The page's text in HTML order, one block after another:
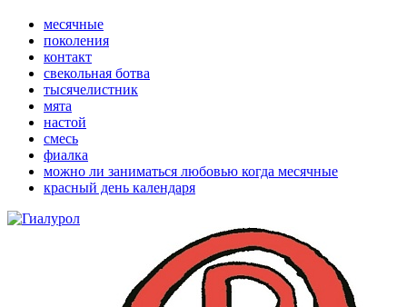
месячные
поколения
контакт
свекольная ботва
тысячелистник
мята
настой
смесь
фиалка
можно ли заниматься любовью когда месячные
красный день календаря